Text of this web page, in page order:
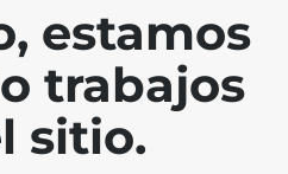
estamos
trabajos
sitio.